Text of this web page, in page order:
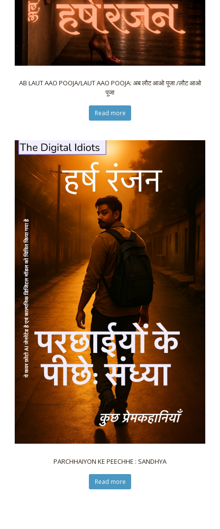
AB LAUT AAO POOJA/LAUT AAO POOJA: अब लौट आओ पूजा /लौट आओ
पूजा
Read more
PARCHHAIYON KE PEECHHE : SANDHYA
Read more